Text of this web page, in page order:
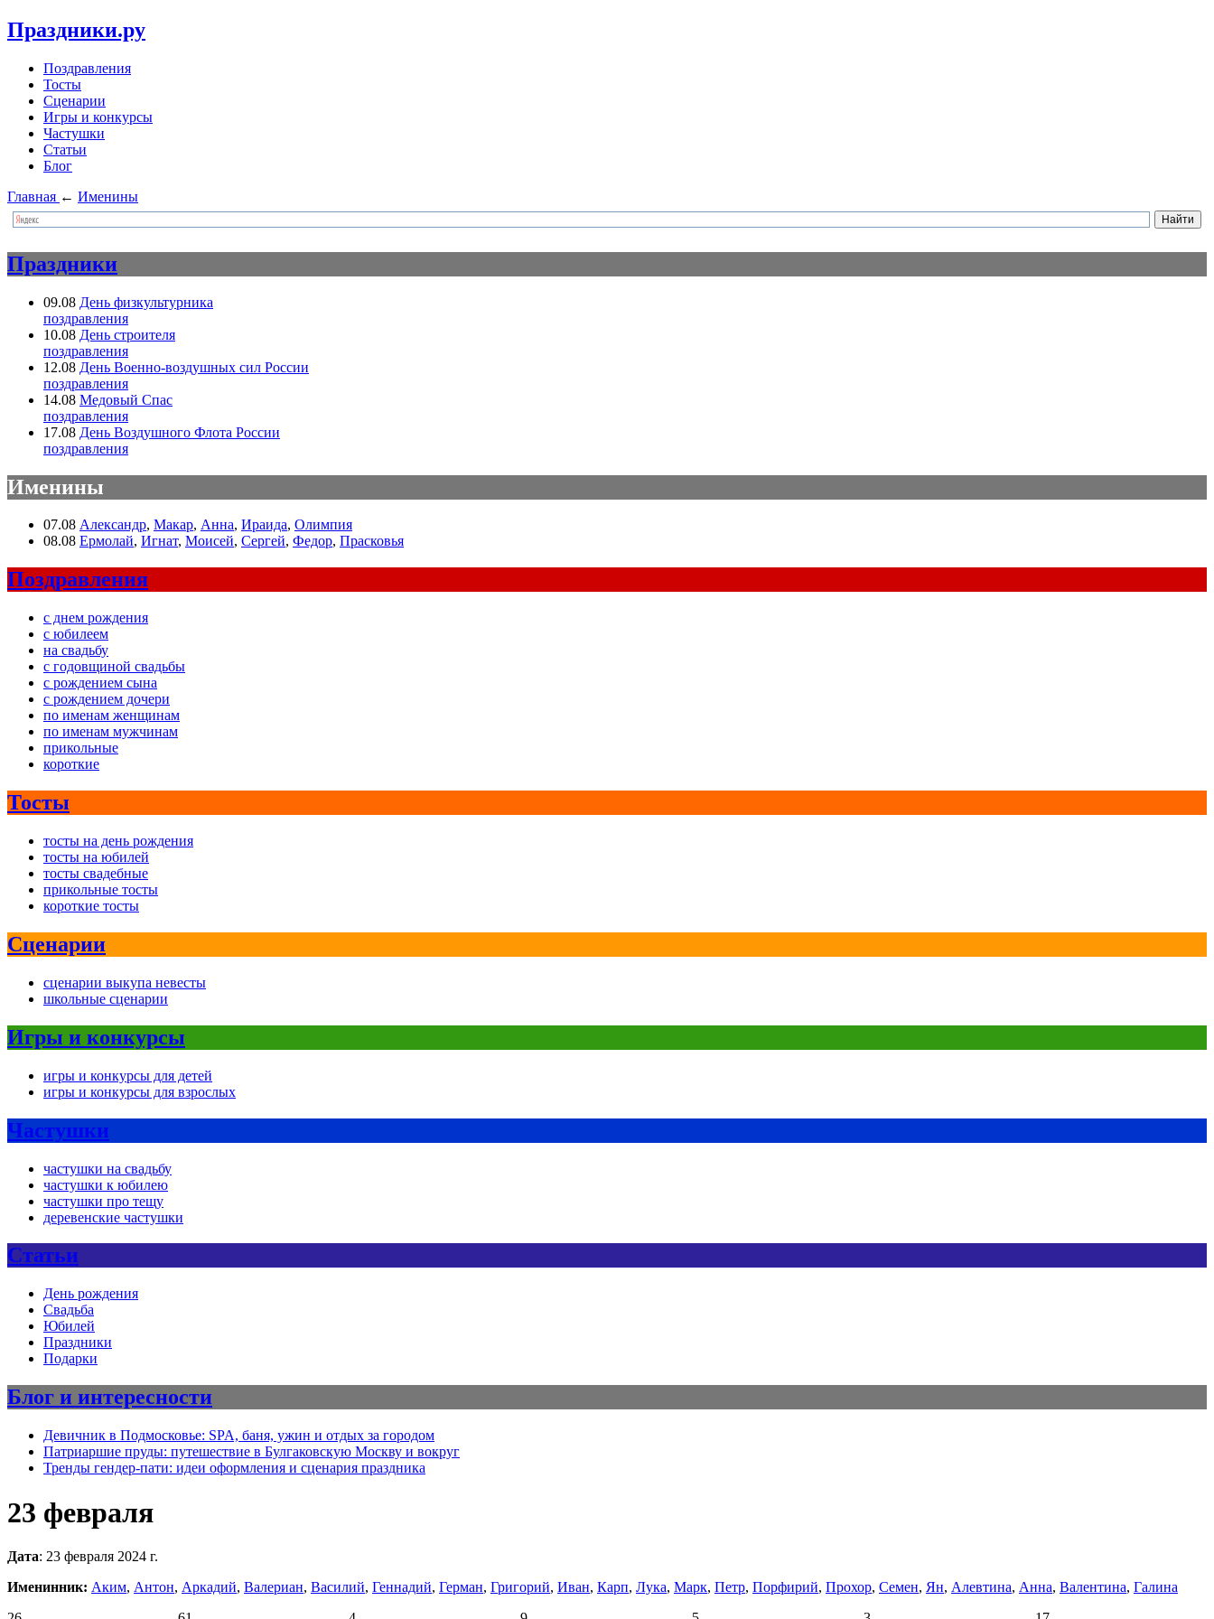
Праздники.ру
Поздравления
Тосты
Сценарии
Игры и конкурсы
Частушки
Статьи
Блог
Главная ← Именины
Праздники
09.08 День физкультурника
поздравления
10.08 День строителя
поздравления
12.08 День Военно-воздушных сил России
поздравления
14.08 Медовый Спас
поздравления
17.08 День Воздушного Флота России
поздравления
Именины
07.08 Александр, Макар, Анна, Ираида, Олимпия
08.08 Ермолай, Игнат, Моисей, Сергей, Федор, Прасковья
Поздравления
с днем рождения
с юбилеем
на свадьбу
с годовщиной свадьбы
с рождением сына
с рождением дочери
по именам женщинам
по именам мужчинам
прикольные
короткие
Тосты
тосты на день рождения
тосты на юбилей
тосты свадебные
прикольные тосты
короткие тосты
Сценарии
сценарии выкупа невесты
школьные сценарии
Игры и конкурсы
игры и конкурсы для детей
игры и конкурсы для взрослых
Частушки
частушки на свадьбу
частушки к юбилею
частушки про тещу
деревенские частушки
Статьи
День рождения
Свадьба
Юбилей
Праздники
Подарки
Блог и интересности
Девичник в Подмосковье: SPA, баня, ужин и отдых за городом
Патриаршие пруды: путешествие в Булгаковскую Москву и вокруг
Тренды гендер-пати: идеи оформления и сценария праздника
23 февраля
Дата: 23 февраля 2024 г.
Именинник: Аким, Антон, Аркадий, Валериан, Василий, Геннадий, Герман, Григорий, Иван, Карп, Лука, Марк, Петр, Порфирий, Прохор, Семен, Ян, Алевтина, Анна, Валентина, Галина